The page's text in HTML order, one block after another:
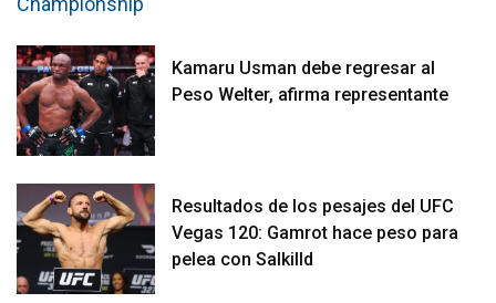
Kamaru Usman debe regresar al
Peso Welter, afirma representante
Resultados de los pesajes del UFC
Vegas 120: Gamrot hace peso para
pelea con Salkilld